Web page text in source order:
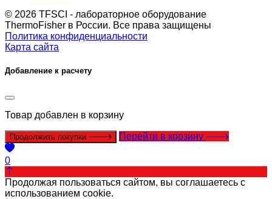
© 2026 TFSCI - лабораторное оборудование
ThermoFisher в России. Все права защищены
Политика конфиденциальности
Карта сайта
Добавление к расчету
Товар добавлен в корзину
Продолжить покупки Перейти в корзину
0
Продолжая пользоваться сайтом, вы соглашаетесь с
использованием cookie.